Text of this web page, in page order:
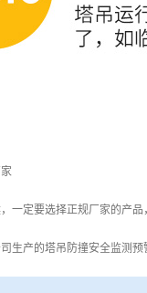
一定要选择正规厂家的产
生产的塔吊防撞安全监测